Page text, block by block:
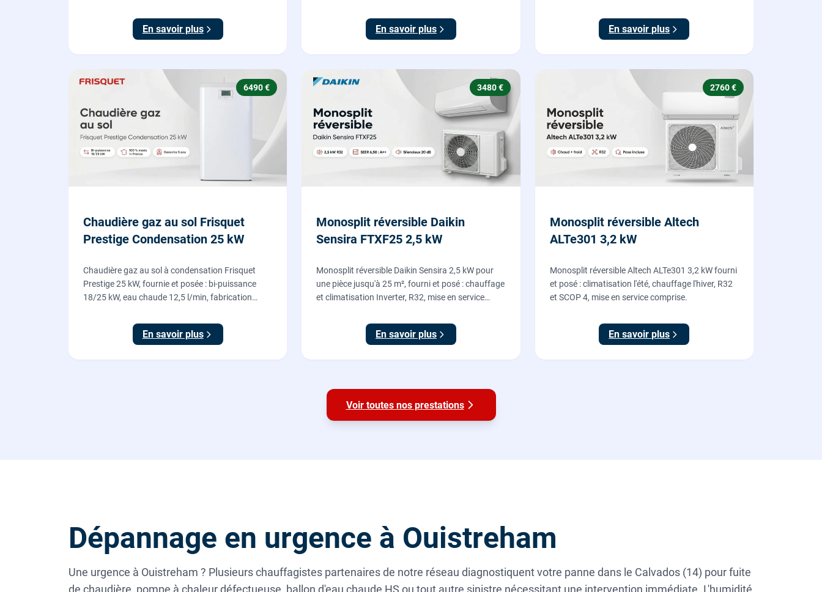
normes compris.
En savoir plus En savoir plus En savoir plus
6490 €
Chaudière gaz au sol Frisquet
Prestige Condensation 25 kW
Chaudière gaz au sol à condensation Frisquet
Prestige 25 kW, fournie et posée : bi-puissance
18/25 kW, eau chaude 12,5 l/min, fabrication
En savoir plus
3480 €
Monosplit réversible Daikin
Sensira FTXF25 2,5 kW
Monosplit réversible Daikin Sensira 2,5 kW pour
une pièce jusqu'à 25 m², fourni et posé : chauffage
et climatisation Inverter, R32, mise en service
En savoir plus
2760 €
Monosplit réversible Altech
ALTe301 3,2 kW
Monosplit réversible Altech ALTe301 3,2 kW fourni
et posé : climatisation l'été, chauffage l'hiver, R32
et SCOP 4, mise en service comprise.
En savoir plus
Voir toutes nos prestations
Dépannage en urgence à Ouistreham
Une urgence à Ouistreham ? Plusieurs chauffagistes partenaires de notre réseau diagnostiquent votre panne dans le Calvados (14) pour fuite
de chaudière, pompe à chaleur défectueuse, ballon d'eau chaude HS ou tout autre sinistre nécessitant une intervention immédiate. L'humidité